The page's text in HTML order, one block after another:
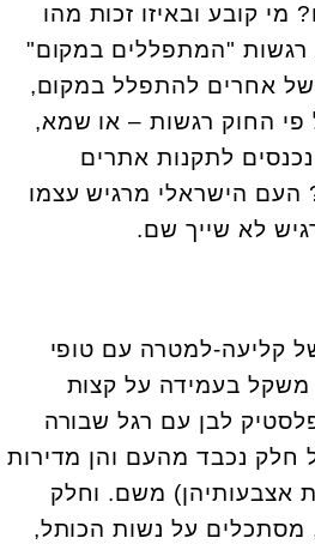
מי קובע ובאיזו זכות מהו
רגשות "המתפללים במקום"
של אחרים להתפלל במקום,
החוק רגשות – או שמא,
לתקנות אתרים
העם הישראלי מרגיש עצמו
לא שייך שם.
קליעה-למטרה עם טופי
משקל בעמידה על קצות
לבן עם רגל שבורה
חלק נכבד מהעם והן מדירות
אצבעותיהן) משם. וחלק
מסתכלים על נשות הכותל,